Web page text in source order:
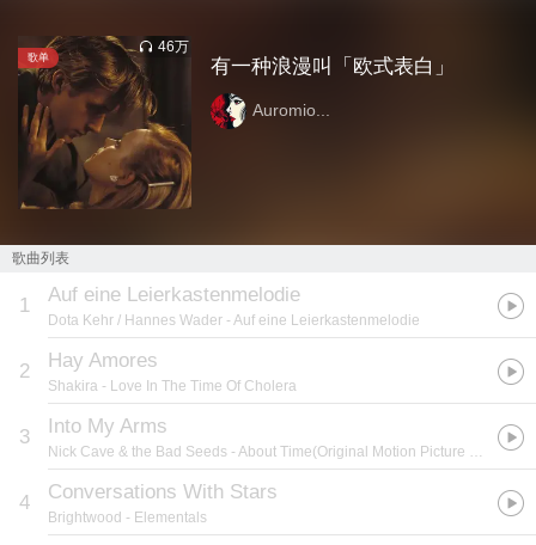
歌单
46万
有一种浪漫叫「欧式表白」
Auromio...
歌曲列表
1 Auf eine Leierkastenmelodie
Dota Kehr / Hannes Wader - Auf eine Leierkastenmelodie
2 Hay Amores
Shakira - Love In The Time Of Cholera
3 Into My Arms
Nick Cave & the Bad Seeds - About Time(Original Motion Picture Soundtrack)
4 Conversations With Stars
Brightwood - Elementals